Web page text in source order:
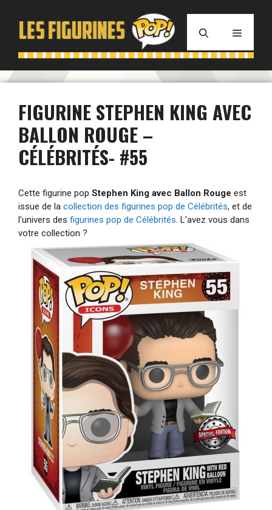
contenu
MENU
FIGURINE STEPHEN KING AVEC
BALLON ROUGE –
CÉLÉBRITÉS- #55
Cette figurine pop Stephen King avec Ballon Rouge est
issue de la collection des figurines pop de Célébrités, et de
l'univers des figurines pop de Célébrités. L'avez vous dans
votre collection ?